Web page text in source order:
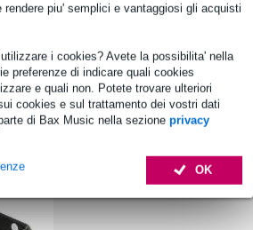
rendere piu' semplici e vantaggiosi gli acquisti
i cookies? Avete la possibilita' nella
preferenze di indicare quali cookies
e quali non. Potete trovare ulteriori
cookies e sul trattamento dei vostri dati
di Bax Music nella sezione privacy
OK
flessibile